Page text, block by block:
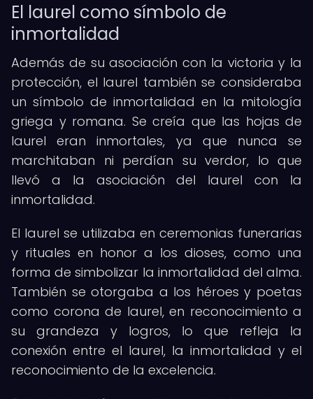
El laurel como símbolo de
inmortalidad
Además de su asociación con la victoria y la
protección, el laurel también se consideraba
un símbolo de inmortalidad en la mitología
griega y romana. Se creía que las hojas de
laurel eran inmortales, ya que nunca se
marchitaban ni perdían su verdor, lo que
llevó a la asociación del laurel con la
inmortalidad.
El laurel se utilizaba en ceremonias funerarias
y rituales en honor a los dioses, como una
forma de simbolizar la inmortalidad del alma.
También se otorgaba a los héroes y poetas
como corona de laurel, en reconocimiento a
su grandeza y logros, lo que refleja la
conexión entre el laurel, la inmortalidad y el
reconocimiento de la excelencia.